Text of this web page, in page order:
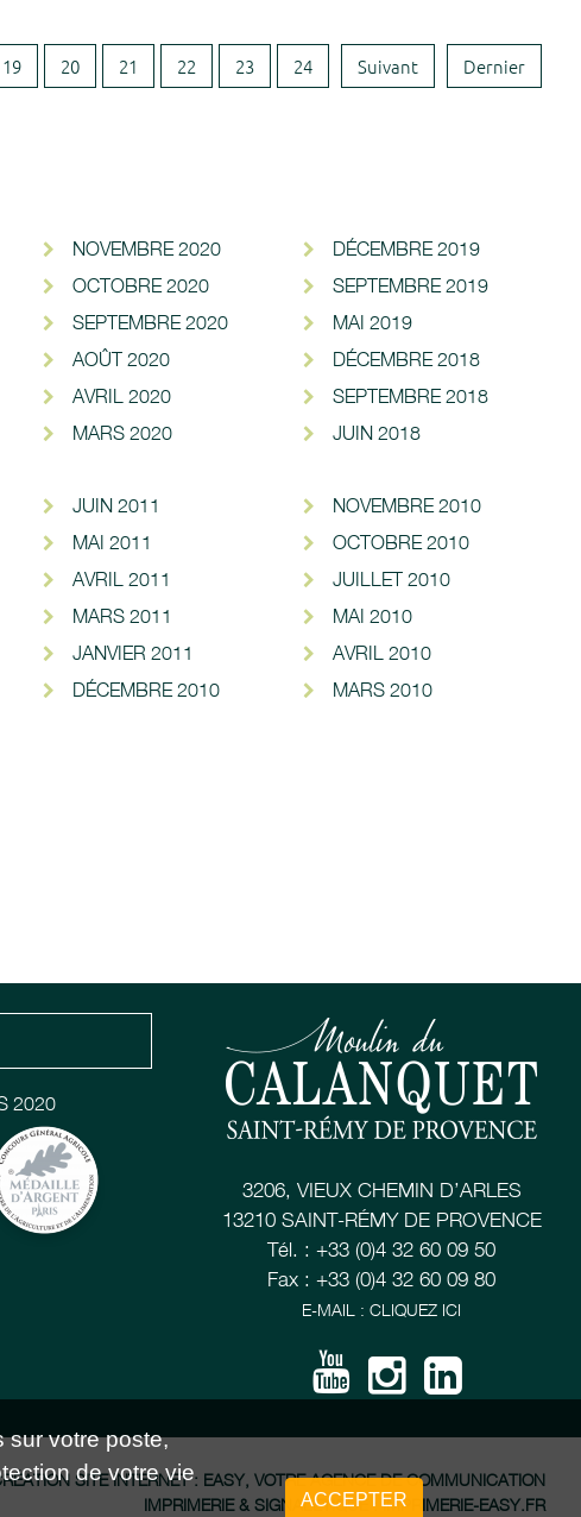
19 20 21 22 23 24 Suivant Dernier
NOVEMBRE 2020
OCTOBRE 2020
SEPTEMBRE 2020
AOÛT 2020
AVRIL 2020
MARS 2020
DÉCEMBRE 2019
SEPTEMBRE 2019
MAI 2019
DÉCEMBRE 2018
SEPTEMBRE 2018
JUIN 2018
JUIN 2011
MAI 2011
AVRIL 2011
MARS 2011
JANVIER 2011
DÉCEMBRE 2010
NOVEMBRE 2010
OCTOBRE 2010
JUILLET 2010
MAI 2010
AVRIL 2010
MARS 2010
2020
3206, VIEUX CHEMIN D’ARLES
13210 SAINT-RÉMY DE PROVENCE
Tél. : +33 (0)4 32 60 09 50
Fax : +33 (0)4 32 60 09 80
E-MAIL : CLIQUEZ ICI
SITE INTERNET : EASY, VOTRE AGENCE DE COMMUNICATION
IMPRIMERIE & SIGNALÉTIQUE : IMPRIMERIE-EASY.FR
sur votre poste,
de votre vie
ACCEPTER